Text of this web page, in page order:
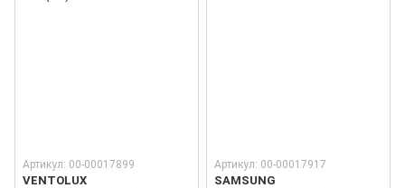
Артикул: 00-00017899
VENTOLUX
Артикул: 00-00017917
SAMSUNG